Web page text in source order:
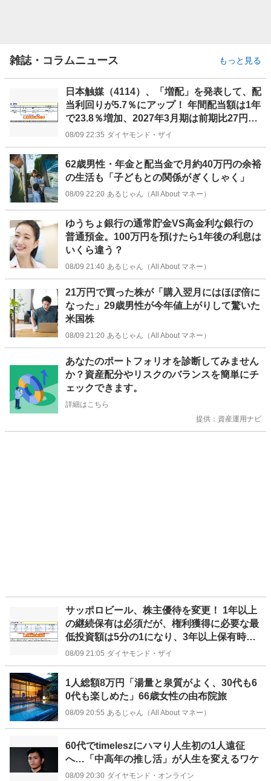
雑誌・コラムニュース もっと見る
日本触媒（4114）、「増配」を発表して、配
当利回りが5.7％にアップ！ 年間配当額は1年
で23.8％増加、2027年3月期は前期比27円増
の｢1株あたり140円｣に
08/09 22:35 ダイヤモンド・ザイ
62歳男性・年金と配当金で月約40万円の余裕
の生活も「子どもとの関係がぎくしゃく」
08/09 22:20 あるじゃん（All About マネー）
ゆうちょ銀行の通常貯金VS高金利な銀行の
普通預金。100万円を預けたら1年後の利息は
いくら違う？
08/09 21:40 あるじゃん（All About マネー）
21万円で買った株が「購入翌月にはほぼ倍に
なった」29歳男性が今年値上がりして驚いた
米国株
08/09 21:20 あるじゃん（All About マネー）
あなたのポートフォリオを診断してみません
か？資産配分やリスクのバランスを簡単にチ
ェックできます。
詳細はこちら
提供：資産運用ナビ
サッポロビール、株主優待を変更！ 1年以上
の継続保有は必須だが、権利獲得に必要な最
低投資額は5分の1になり、3年以上保有時の
優待品の額面が大幅アップ！
08/09 21:05 ダイヤモンド・ザイ
1人総額8万円「湯量と泉質がよく、30代も6
0代も楽しめた」66歳女性の由布院旅
08/09 20:55 あるじゃん（All About マネー）
60代でtimeleszにハマり人生初の1人遠征
へ…「中高年の推し活」が人生を変えるワケ
08/09 20:30 ダイヤモンド・オンライン